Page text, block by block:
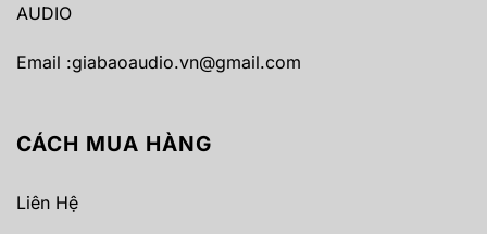
AUDIO
Email :giabaoaudio.vn@gmail.com
CÁCH MUA HÀNG
Liên Hệ